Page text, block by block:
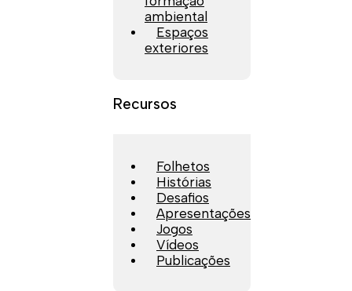
ambiental
Espaços
exteriores
Recursos
Folhetos
Histórias
Desafios
Apresentações
Jogos
Vídeos
Publicações